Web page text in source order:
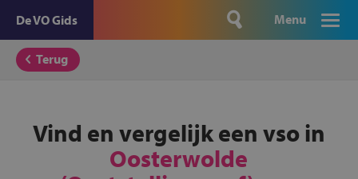
De VO Gids Menu
Terug
Vind en vergelijk een vso in
Oosterwolde